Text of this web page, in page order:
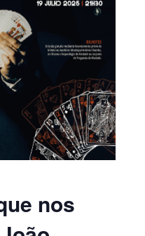
nos